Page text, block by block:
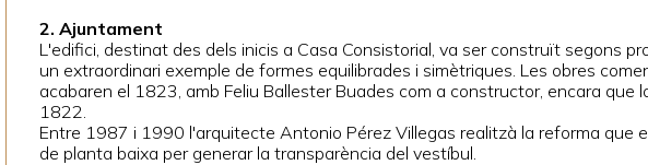
2. Ajuntament
L'edifici, destinat des dels inicis a Casa Consistorial, va ser construït segons
un extraordinari exemple de formes equilibrades i simètriques. Les obres
acabaren el 1823, amb Feliu Ballester Buades com a constructor, encara que
1822.
Entre 1987 i 1990 l'arquitecte Antonio Pérez Villegas realitzà la reforma que
de planta baixa per generar la transparència del vestíbul.